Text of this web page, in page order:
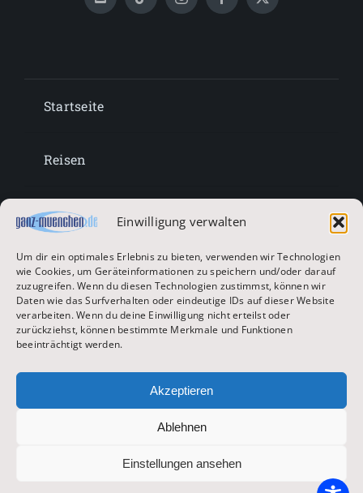
Einwilligung verwalten
Um dir ein optimales Erlebnis zu bieten, verwenden wir Technologien
wie Cookies, um Geräteinformationen zu speichern und/oder darauf
zuzugreifen. Wenn du diesen Technologien zustimmst, können wir
Daten wie das Surfverhalten oder eindeutige IDs auf dieser Website
verarbeiten. Wenn du deine Einwilligung nicht erteilst oder
zurückziehst, können bestimmte Merkmale und Funktionen
beeinträchtigt werden.
Akzeptieren
Ablehnen
Einstellungen ansehen
Startseite
Reisen
Lifestyle
Entertainment
Oktoberfest & Volksfeste
Zur Hauptseite